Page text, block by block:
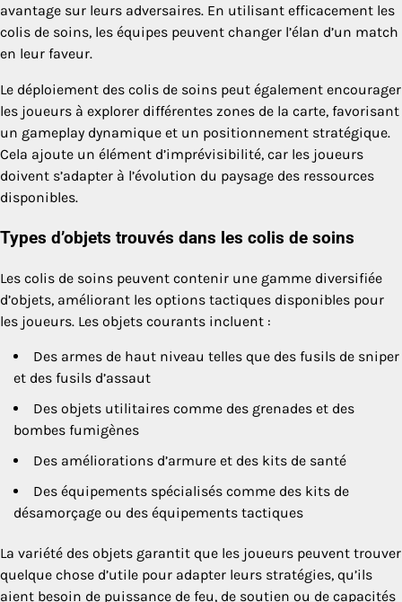
avantage sur leurs adversaires. En utilisant efficacement les
colis de soins, les équipes peuvent changer l’élan d’un match
en leur faveur.
Le déploiement des colis de soins peut également encourager
les joueurs à explorer différentes zones de la carte, favorisant
un gameplay dynamique et un positionnement stratégique.
Cela ajoute un élément d’imprévisibilité, car les joueurs
doivent s’adapter à l’évolution du paysage des ressources
disponibles.
Types d’objets trouvés dans les colis de soins
Les colis de soins peuvent contenir une gamme diversifiée
d’objets, améliorant les options tactiques disponibles pour
les joueurs. Les objets courants incluent :
Des armes de haut niveau telles que des fusils de sniper
et des fusils d’assaut
Des objets utilitaires comme des grenades et des
bombes fumigènes
Des améliorations d’armure et des kits de santé
Des équipements spécialisés comme des kits de
désamorçage ou des équipements tactiques
La variété des objets garantit que les joueurs peuvent trouver
quelque chose d’utile pour adapter leurs stratégies, qu’ils
aient besoin de puissance de feu, de soutien ou de capacités